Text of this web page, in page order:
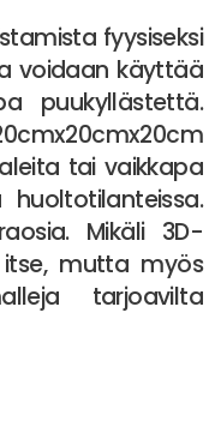
fyysiseksi
voidaan käyttää
puukyllästettä.
tai vaikkapa
Mikäli 3D-
mutta myös
tarjoavilta